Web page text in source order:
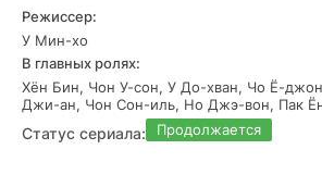
Режиссер:
У Мин-хо
В главных ролях:
Хён Бин, Чон У-сон, У До-хван, Чо Ё-
Джи-ан, Чон Сон-иль, Но Джэ-вон, Пак
Статус сериала: Продолжается